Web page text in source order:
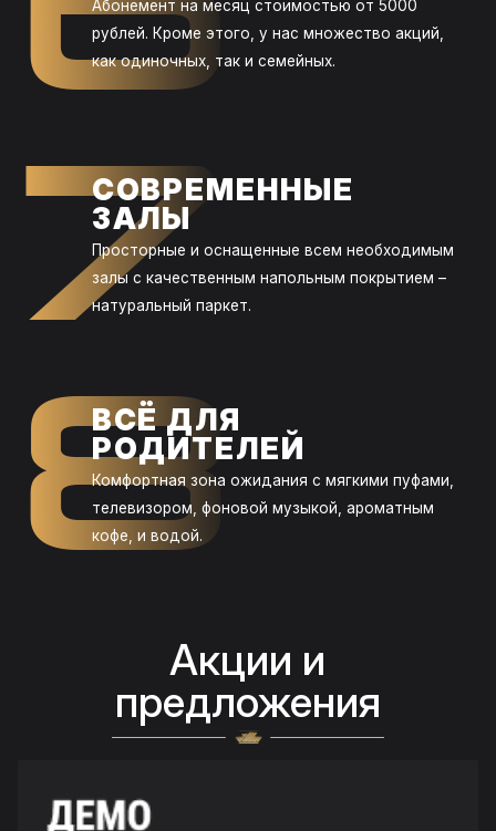
Абонемент на месяц стоимостью от 5000
рублей. Кроме этого, у нас множество акций,
как одиночных, так и семейных.
7
СОВРЕМЕННЫЕ
ЗАЛЫ
Просторные и оснащенные всем необходимым
залы с качественным напольным покрытием –
натуральный паркет.
8
ВСЁ ДЛЯ
РОДИТЕЛЕЙ
Комфортная зона ожидания с мягкими пуфами,
телевизором, фоновой музыкой, ароматным
кофе, и водой.
Акции и
предложения